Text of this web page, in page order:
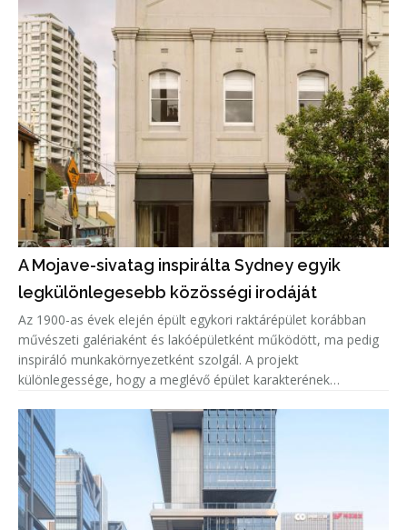
A Mojave-sivatag inspirálta Sydney egyik
legkülönlegesebb közösségi irodáját
Az 1900-as évek elején épült egykori raktárépület korábban
művészeti galériaként és lakóépületként működött, ma pedig
inspiráló munkakörnyezetként szolgál. A projekt
különlegessége, hogy a meglévő épület karakterének
Mojave-sivatag színe